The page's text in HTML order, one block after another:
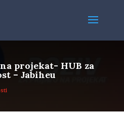
projekat- HUB za
– Jabiheu